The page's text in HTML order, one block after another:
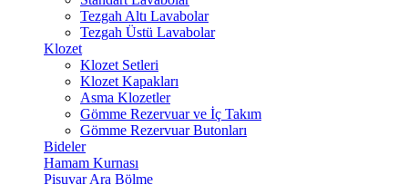
Tezgah Altı Lavabolar
Tezgah Üstü Lavabolar
Klozet
Klozet Setleri
Klozet Kapakları
Asma Klozetler
Gömme Rezervuar ve İç Takım
Gömme Rezervuar Butonları
Bideler
Hamam Kurnası
Pisuvar Ara Bölme